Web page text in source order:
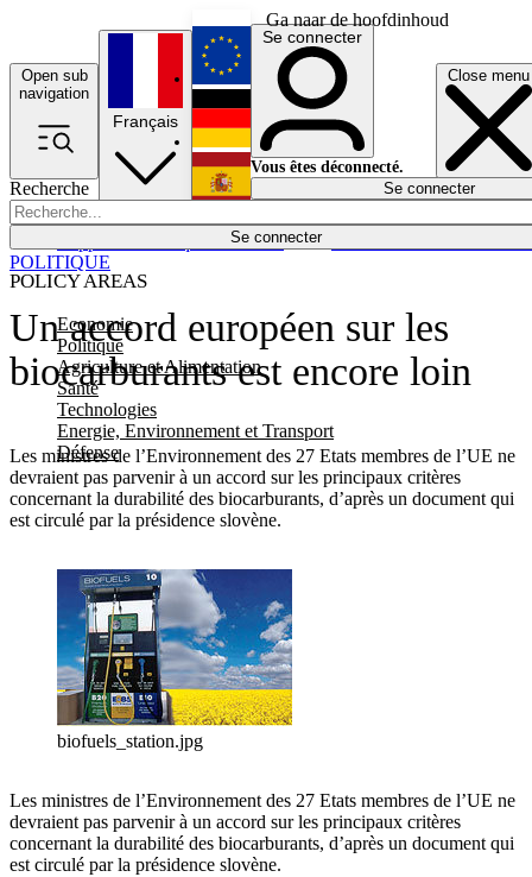
Ga naar de hoofdinhoud
Open sub
navigation
Close menu
Recherche
Se connecter
POLICY AREAS
Economie
Politique
Agriculture et Alimentation
Santé
Technologies
Energie, Environnement et Transport
Défense
Économie
Français
English
Deutsch
Español
Se connecter
Vous êtes déconnecté.
Se connecter
Un accord européen sur les
biocarburants est encore loin
Les ministres de l’Environnement des 27 Etats membres de l’UE ne
devraient pas parvenir à un accord sur les principaux critères
concernant la durabilité des biocarburants, d’après un document qui
est circulé par la présidence slovène.
POLITIQUE
biofuels_station.jpg
Les ministres de l’Environnement des 27 Etats membres de l’UE ne
devraient pas parvenir à un accord sur les principaux critères
concernant la durabilité des biocarburants, d’après un document qui
est circulé par la présidence slovène.